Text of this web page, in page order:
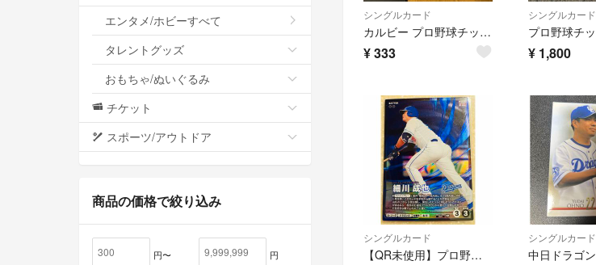
シングルカード
カルビー プロ野球チップス 2024 岡林勇希 中日ドラゴンズ 086
¥333
シングルカード
¥ 1,800
シングルカード
【QR未使用】プロ野球ファンスターズリーグ 中日ドラゴンズ #55 細川成也
シングルカード
エンタメ/ホビーすべて
タレントグッズ
おもちゃ/ぬいぐるみ
チケット
スポーツ/アウトドア
商品の価格で絞り込み
円〜 円